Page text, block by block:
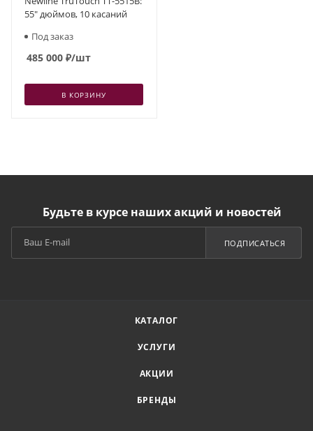
55" дюймов, 10 касаний
Под заказ
485 000 ₽/шт
В КОРЗИНУ
Будьте в курсе наших акций и новостей
ПОДПИСАТЬСЯ
КАТАЛОГ
УСЛУГИ
АКЦИИ
БРЕНДЫ